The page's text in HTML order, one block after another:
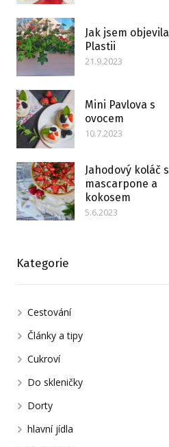
Jak jsem objevila
Plastii
21.9.2023
Mini Pavlova s
ovocem
10.7.2023
Jahodový koláč s
mascarpone a
kokosem
5.6.2023
Kategorie
Cestování
Články a tipy
Cukroví
Do skleničky
Dorty
hlavní jídla